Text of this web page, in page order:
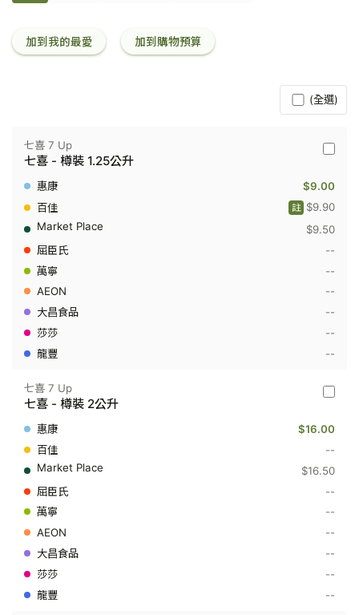
加到我的最愛 加到購物預算
(全選)
七
7
Up
-
喜
裝
公
七喜 7 Up
七喜 - 樽裝 1.25公升
$9.00
$9.90
註
$9.50
--
--
--
--
--
--
七
7
Up
喜
裝
公
升
七喜 7 Up
七喜 - 樽裝 2公升
$16.00
--
$16.50
--
--
--
--
--
--